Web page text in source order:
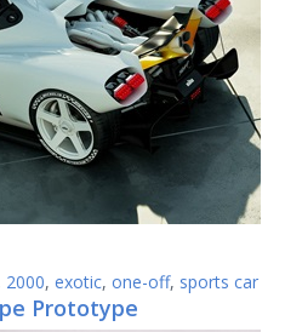
2000, exotic, one-off, sports car
Prototype